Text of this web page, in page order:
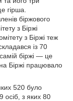
гірша.
біржового
з Біржі
з Біржі теж
із 70
біржі — це
Біржі працювало
520 було
осіб, з яких 80